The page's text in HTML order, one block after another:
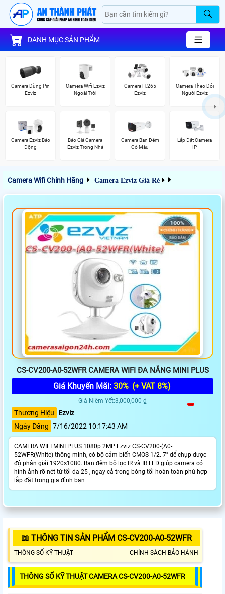
DANH MỤC SẢN PHẨM
Camera Dùng Pin
Ezviz
Camera Wifi Ezviz
Ngoài Trời
Camera H.265
Ezviz
Camera Theo Dỏi
Người Ezviz
Camera Ezviz Báo
Động
Báo Giá Camera
Ezviz Trong Nhà
Camera Ban Đêm
Có Màu
Lắp Đặt Camera
IP
Camera Wifi Chính Hãng Camera Ezviz Giá Rẻ
CS-CV200-A0-52WFR CAMERA WIFI ĐA NĂNG MINI PLUS
Giá Khuyến Mãi: 30% (+ VAT 8%)
Giá Niêm Yết:3,000,000 ₫
Thương Hiệu
Ezviz
Ngày Đăng 7/16/2022 10:17:43 AM
CAMERA WIFI MINI PLUS 1080p 2MP Ezviz CS-CV200-(A0-
52WFR(White) thông minh, có bộ cảm biến CMOS 1/2. 7″ để chụp được
độ phân giải 1920×1080. Ban đêm bộ lọc IR và IR LED giúp camera có
hình ảnh rõ nét từ tối đa 25 , ngay cả trong bóng tối hoàn toàn phù hợp
lắp đặt trong gia đình bạn
📖 THÔNG TIN SẢN PHẨM CS-CV200-A0-52WFR
THÔNG SỐ KỸ THUẬT CHÍNH SÁCH BẢO HÀNH
THÔNG SỐ KỸ THUẬT CAMERA CS-CV200-A0-52WFR